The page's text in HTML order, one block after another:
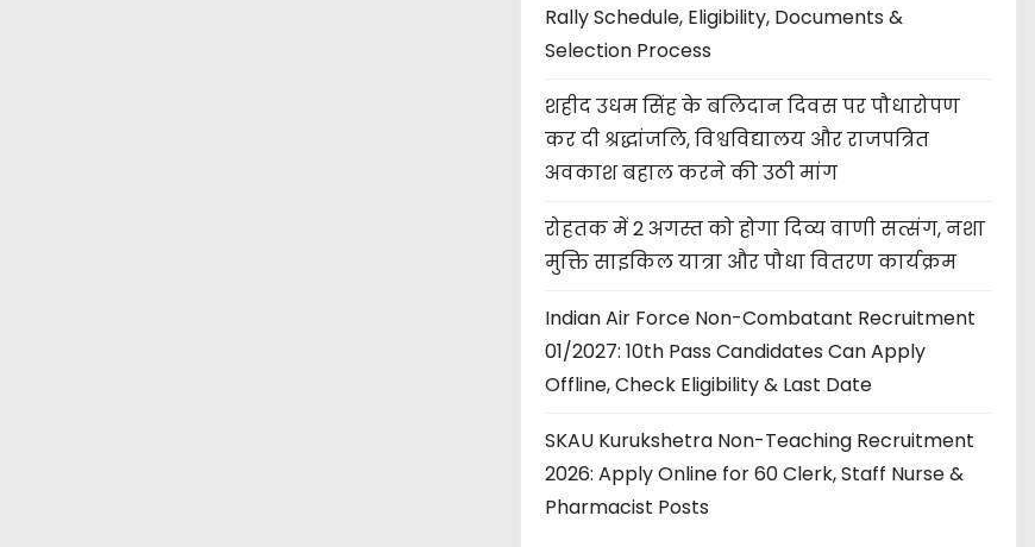
Rally Schedule, Eligibility, Documents &
Selection Process
शहीद उधम सिंह के बलिदान दिवस पर पौधारोपण
कर दी श्रद्धांजलि, विश्वविद्यालय और राजपत्रित
अवकाश बहाल करने की उठी मांग
रोहतक में 2 अगस्त को होगा दिव्य वाणी सत्संग, नशा
मुक्ति साइकिल यात्रा और पौधा वितरण कार्यक्रम
Indian Air Force Non-Combatant Recruitment
01/2027: 10th Pass Candidates Can Apply
Offline, Check Eligibility & Last Date
SKAU Kurukshetra Non-Teaching Recruitment
2026: Apply Online for 60 Clerk, Staff Nurse &
Pharmacist Posts